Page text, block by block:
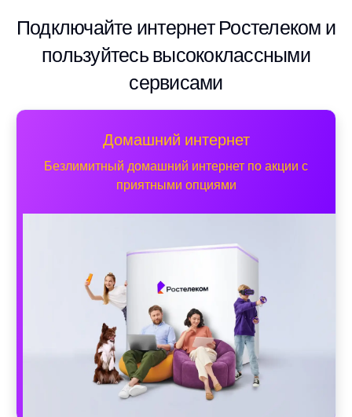
Подключайте интернет Ростелеком и
пользуйтесь высококлассными
сервисами
Домашний интернет
Безлимитный домашний интернет по акции с
приятными опциями